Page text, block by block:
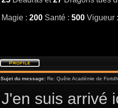
Magie : 200 Santé : 500 Vigueur
Sujet du message: Re: Quête Académie de
J'en suis arrivé